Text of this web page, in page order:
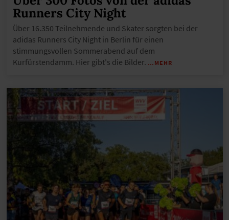
Runners City Night
Über 16.350 Teilnehmende und Skater sorgten bei der
adidas Runners City Night in Berlin für einen
stimmungsvollen Sommerabend auf dem
Kurfürstendamm. Hier gibt's die Bilder. …MEHR